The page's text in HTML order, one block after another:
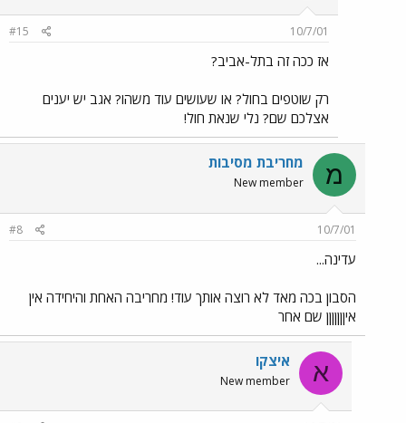
10/7/01
#15
אז ככה זה בתל-אביב?
רק שוטפים בחול? או שעושים עוד משהו? אגב יש יענים
אצלכם שם? נלי שנאת חול!
מ מחריבת מסיבות
New member
10/7/01
#8
עדינה...
הסבון בכה מאד לא רוצה אותך עוד! מחריבה האחת והיחידה אין
איןןןןןןן שם אחר
א איצקו
New member